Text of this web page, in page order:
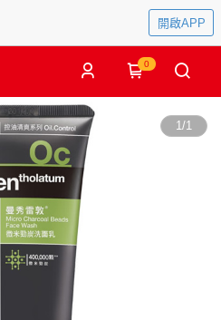
開啟APP
0
1/1